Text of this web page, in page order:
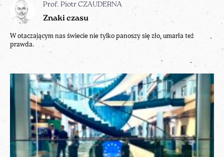
Prof. Piotr CZAUDERNA
Znaki czasu
W otaczającym nas świecie nie tylko panoszy się zło, umarła też
prawda.